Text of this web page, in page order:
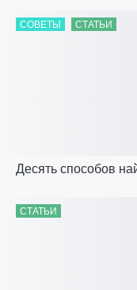
СОВЕТЫ СТАТЬИ
Десять способов
СТАТЬИ